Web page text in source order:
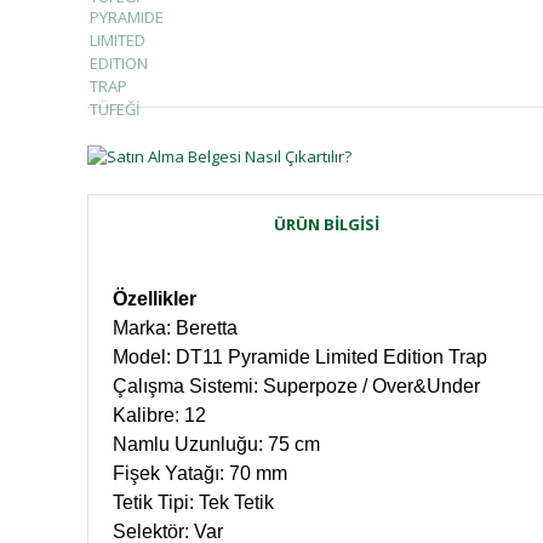
ÜRÜN BILGISI
Özellikler
Marka: Beretta
Model: DT11 Pyramide Limited Edition Trap
Çalışma Sistemi: Superpoze / Over&Under
Kalibre: 12
Namlu Uzunluğu: 75 cm
Fişek Yatağı: 70 mm
Tetik Tipi: Tek Tetik
Selektör: Var